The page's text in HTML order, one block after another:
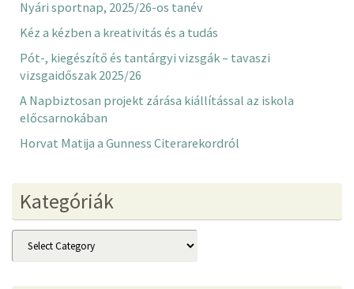
Nyári sportnap, 2025/26-os tanév
Kéz a kézben a kreativitás és a tudás
Pót-, kiegészítő és tantárgyi vizsgák – tavaszi
vizsgaidőszak 2025/26
A Napbiztosan projekt zárása kiállítással az iskola
előcsarnokában
Horvat Matija a Gunness Citerarekordról
Kategóriák
Kategóriák